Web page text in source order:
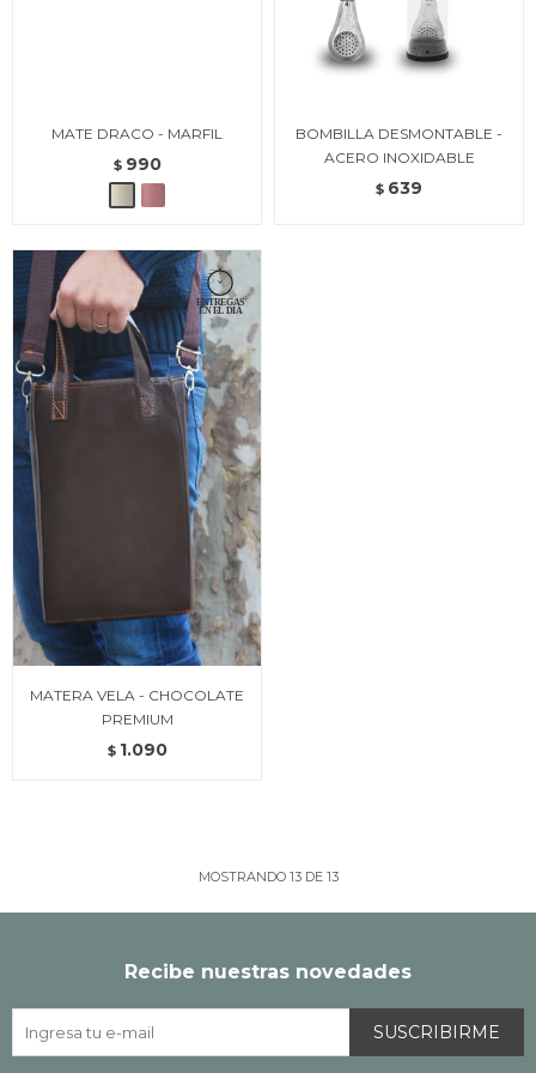
MATE DRACO - MARFIL
$ 990
BOMBILLA DESMONTABLE -
ACERO INOXIDABLE
$ 639
MATERA VELA - CHOCOLATE
PREMIUM
$ 1.090
MOSTRANDO 13DE 13
Recibe nuestras novedades
SUSCRIBIRME